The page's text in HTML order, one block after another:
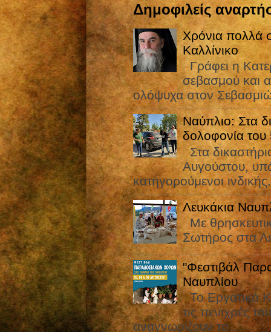
Δημοφιλείς
Χρόνια πολλά
Καλλίνικο
Γράφει η
σεβασμού και
ολόψυχα στον
Ναύπλιο: Στα
δολοφονία
Στα
Αυγούστου,
κατηγορούμενοι
Λευκάκια
Με
Σωτήρος στα
"Φεστιβάλ
Ναυπλίου
Το Εργατικό
τις πενιχρές
αναγνωρίζουν το...